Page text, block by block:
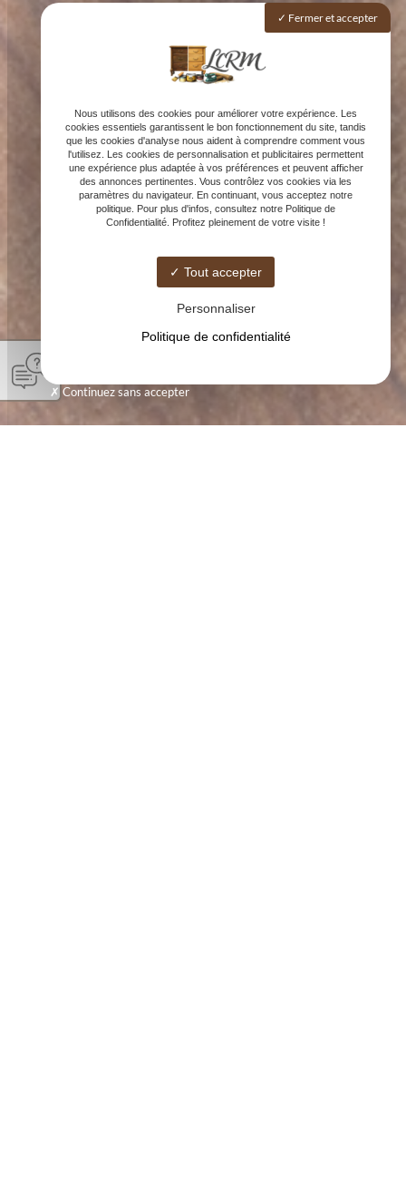
Fermer et accepter
Nous utilisons des cookies pour améliorer votre expérience. Les
cookies essentiels garantissent le bon fonctionnement du site, tandis
que les cookies d'analyse nous aident à comprendre comment vous
l'utilisez. Les cookies de personnalisation et publicitaires permettent
une expérience plus adaptée à vos préférences et peuvent afficher
des annonces pertinentes. Vous contrôlez vos cookies via les
paramètres du navigateur. En continuant, vous acceptez notre
politique. Pour plus d'infos, consultez notre Politique de
Confidentialité. Profitez pleinement de votre visite !
Tout accepter
Personnaliser
Politique de confidentialité
Continuez sans accepter